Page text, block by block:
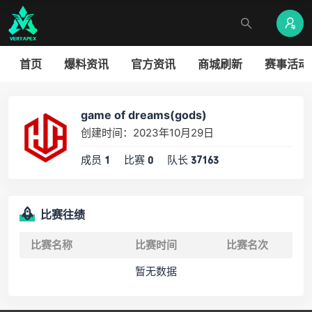
首页 爆料资讯 官方资讯 商城刷新 赛事活动
game of dreams(gods)
创建时间：2023年10月29日
成员 1 比赛 0 队长 37163
比赛往绩
比赛名称 比赛时间
比赛名次
暂无数据